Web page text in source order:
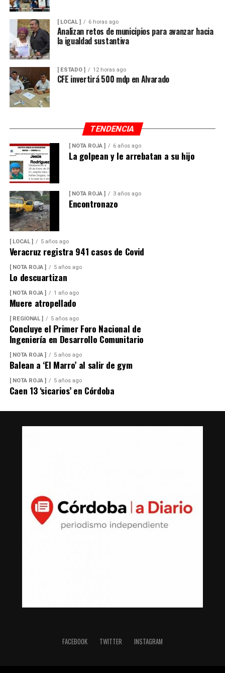
[ LOCAL ] 6 horas ago
Analizan retos de municipios para avanzar hacia
la igualdad sustantiva
[ ESTADO ] 12 horas ago
CFE invertirá 500 mdp en Alvarado
TENDENCIA
[ NOTA ROJA ] 6 años ago
La golpean y le arrebatan a su hijo
[ NOTA ROJA ] 3 años ago
Encontronazo
[ LOCAL ] 5 años ago
Veracruz registra 941 casos de Covid
[ NOTA ROJA ] 5 años ago
Lo descuartizan
[ NOTA ROJA ] 1 año ago
Muere atropellado
[ REGIONAL ] 5 años ago
Concluye el Primer Foro Nacional de
Ingeniería en Desarrollo Comunitario
[ NOTA ROJA ] 5 años ago
Balean a ‘El Marro’ al salir de gym
[ NOTA ROJA ] 5 años ago
Caen 13 ‘sicarios’ en Córdoba
FACEBOOK TWITTER INSTAGRAM